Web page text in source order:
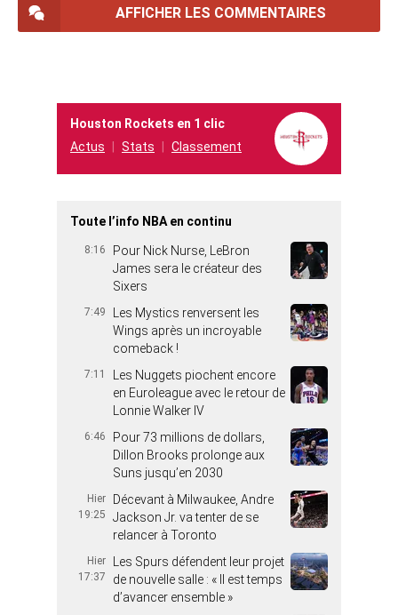
AFFICHER LES COMMENTAIRES
Houston Rockets en 1 clic
Actus
Stats Classement
Toute l’info NBA en continu
8:16
Pour Nick Nurse, LeBron
James sera le créateur des
Sixers
7:49
Les Mystics renversent les
Wings après un incroyable
comeback !
7:11
Les Nuggets piochent encore
en Euroleague avec le retour de
Lonnie Walker IV
6:46
Pour 73 millions de dollars,
Dillon Brooks prolonge aux
Suns jusqu’en 2030
Hier
19:25
Décevant à Milwaukee, Andre
Jackson Jr. va tenter de se
relancer à Toronto
Hier
17:37
Les Spurs défendent leur projet
de nouvelle salle : « Il est temps
d’avancer ensemble »